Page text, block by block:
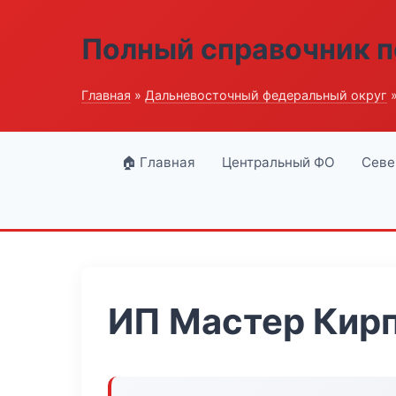
Полный справочник
Главная » Дальневосточный федеральный округ
🏠 Главная Центральный ФО
ИП Мастер